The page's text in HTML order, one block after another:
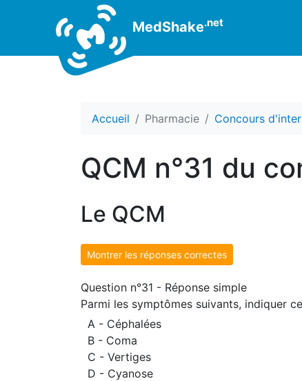
MedShake.net
Accueil Pharmacie Concours
QCM n°31 du
Le QCM
Montrer les réponses correctes
Question n°31 - Réponse simple
Parmi les symptômes suivants, indiquer
A - Céphalées
B - Coma
C - Vertiges
D - Cyanose